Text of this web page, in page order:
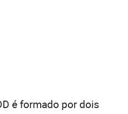
é formado por dois